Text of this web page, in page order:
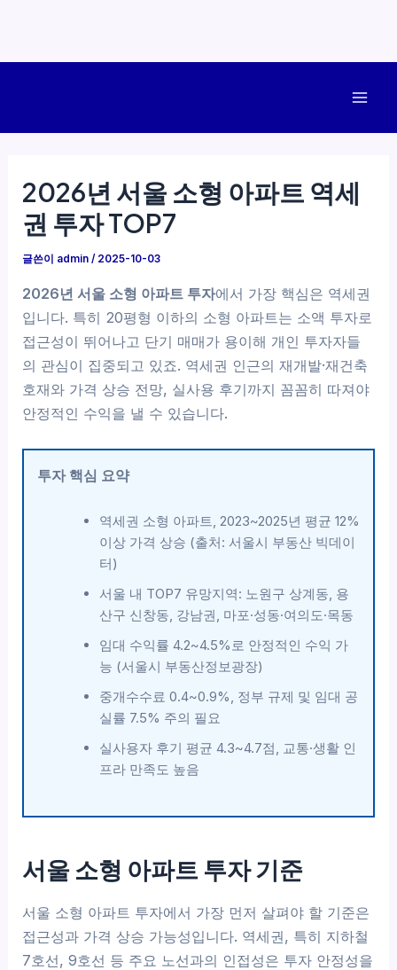
2026년 서울 소형 아파트 역세
권 투자 TOP7
글쓴이 admin/ 2025-10-03
2026년 서울 소형 아파트 투자에서 가장 핵심은 역세권
입니다. 특히 20평형 이하의 소형 아파트는 소액 투자로
접근성이 뛰어나고 단기 매매가 용이해 개인 투자자들
의 관심이 집중되고 있죠. 역세권 인근의 재개발·재건축
호재와 가격 상승 전망, 실사용 후기까지 꼼꼼히 따져야
안정적인 수익을 낼 수 있습니다.
투자 핵심 요약
역세권 소형 아파트, 2023~2025년 평균 12%
이상 가격 상승 (출처: 서울시 부동산 빅데이
터)
서울 내 TOP7 유망지역: 노원구 상계동, 용
산구 신창동, 강남권, 마포·성동·여의도·목동
임대 수익률 4.2~4.5%로 안정적인 수익 가
능 (서울시 부동산정보광장)
중개수수료 0.4~0.9%, 정부 규제 및 임대 공
실률 7.5% 주의 필요
실사용자 후기 평균 4.3~4.7점, 교통·생활 인
프라 만족도 높음
서울 소형 아파트 투자 기준
서울 소형 아파트 투자에서 가장 먼저 살펴야 할 기준은
접근성과 가격 상승 가능성입니다. 역세권, 특히 지하철
7호선, 9호선 등 주요 노선과의 인접성은 투자 안정성을